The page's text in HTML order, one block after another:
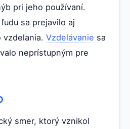
pri jeho používaní.
sa prejavilo aj
vzdelania. Vzdelávanie sa
neprístupným pre
smer, ktorý vznikol